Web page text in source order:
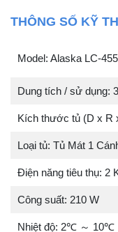
THÔNG SỐ KỸ
Model: Alaska LC-
Dung tích / sử dụng:
Kích thước tủ (D x R
Loại tủ: Tủ Mát 1
Điện năng tiêu thụ: 2
Công suất: 210 W
Nhiệt độ: 2℃ ～ 10℃